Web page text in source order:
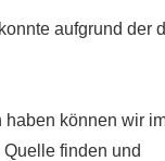
aufgrund der
haben können wir
finden und